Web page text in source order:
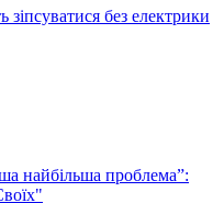
без електрики
найбільша проблема”: